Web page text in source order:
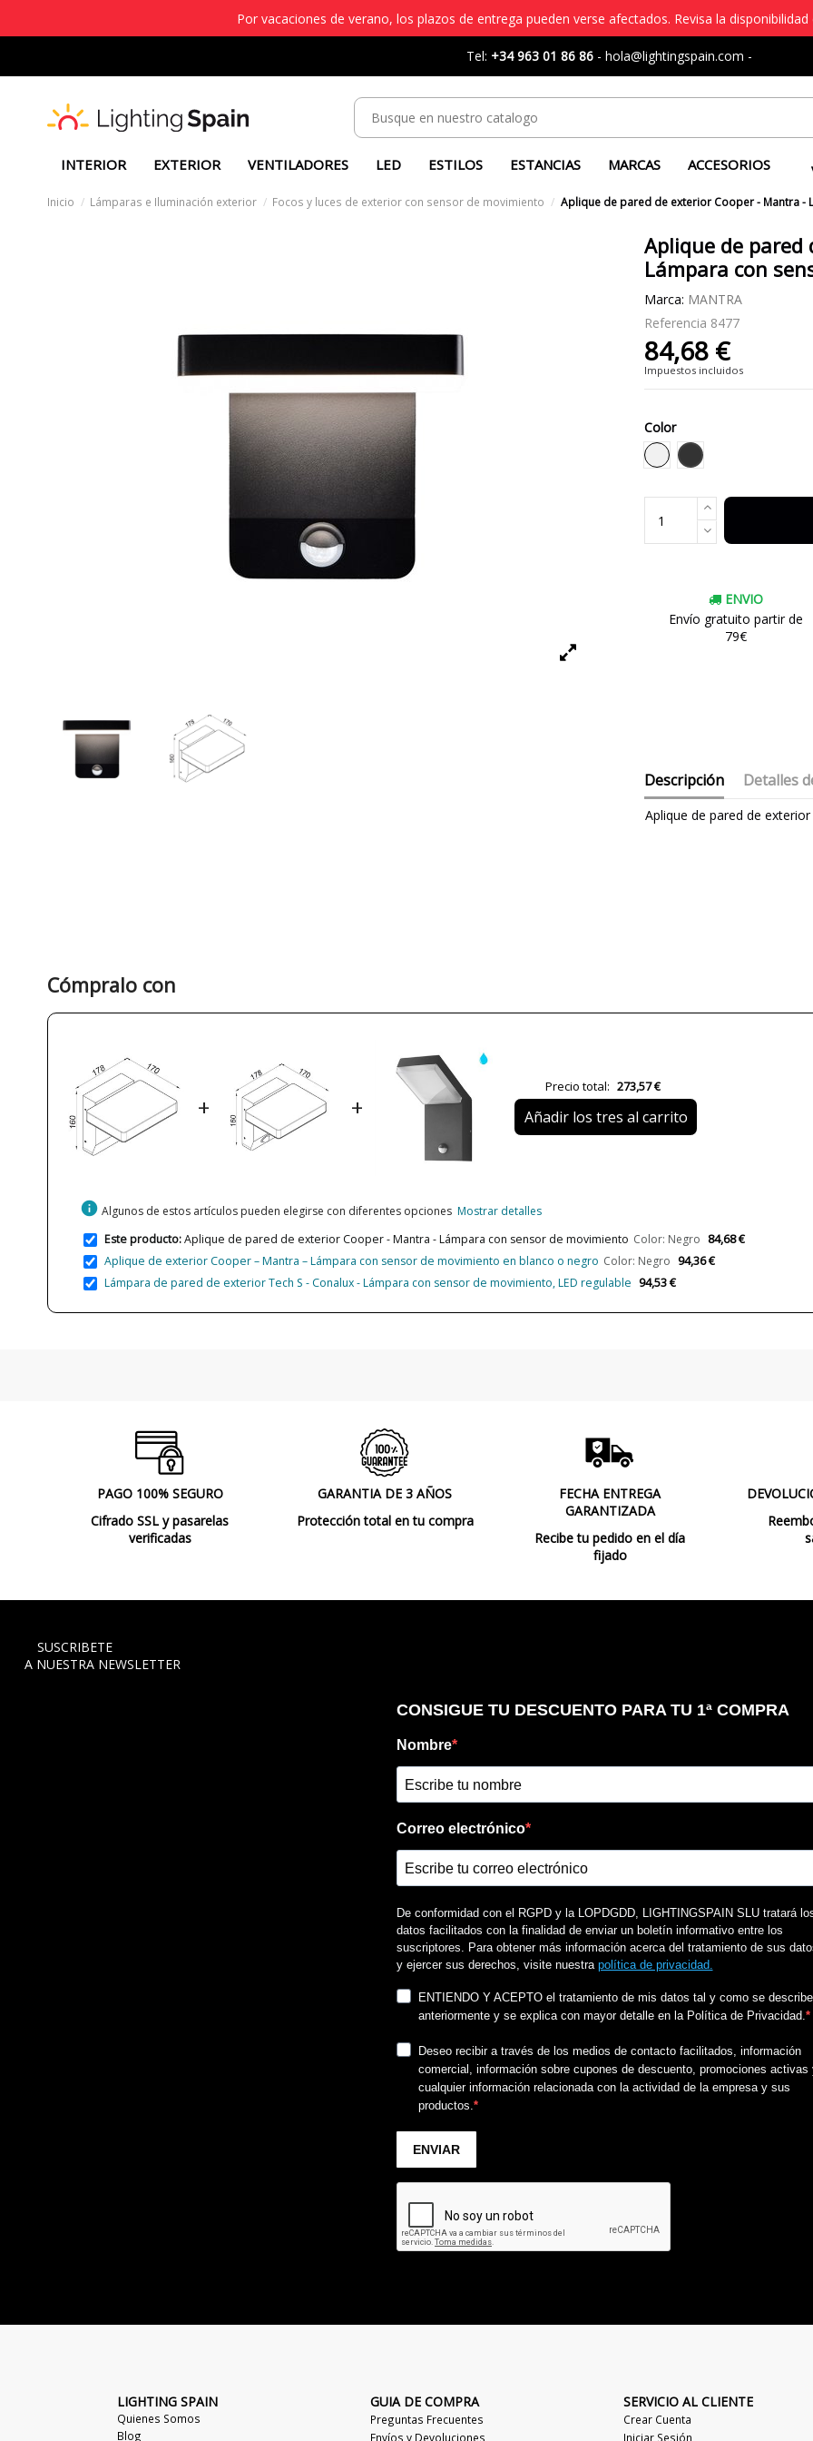
Por vacaciones de verano, los plazos de entrega pueden verse afectados. Revisa la
Tel: +34 963 01 86 86 - hola@lightingspain.com -
INTERIOR EXTERIOR VENTILADORES LED ESTILOS ESTANCIAS MARCAS ACCESORIOS
Inicio Lámparas e Iluminación exterior Focos y luces de exterior con sensor de movimiento Aplique de pared de exterior Cooper - Mantra -
Aplique de pared
Lámpara con
Marca: MANTRA
Referencia 8477
84,68 €
Impuestos incluidos
Color
Blanco Negro
ENVIO
Envío gratuito partir de
79€
Descripción Detalles
Aplique de pared de
Alto (cm)
Peso Neto (KG)
Lumens (LED)
Potencia en Vatios
Uso
Tipo de Lámpara
Cómpralo con
+ +
Precio total: 273,57 €
Añadir los tres al carrito
info Algunos de estos artículos pueden elegirse con diferentes opciones Mostrar detalles
Este producto:Aplique de pared de exterior Cooper - Mantra - Lámpara con sensor de movimiento Color: Negro 84,68 €
Aplique de exterior Cooper – Mantra – Lámpara con sensor de movimiento en blanco o negro Color: Negro 94,36 €
Lámpara de pared de exterior Tech S - Conalux - Lámpara con sensor de movimiento, LED regulable 94,53 €
PAGO 100% SEGURO
Cifrado SSL y pasarelas
verificadas
GARANTIA DE 3 AÑOS
Protección total en tu compra
FECHA ENTREGA
GARANTIZADA
Recibe tu pedido en el día
fijado
SUSCRIBETE
A NUESTRA NEWSLETTER
LIGHTING SPAIN
Quienes Somos
Blog
GUIA DE COMPRA
Preguntas Frecuentes
Envíos y Devoluciones
SERVICIO AL CLIENTE
Crear Cuenta
Iniciar Sesión